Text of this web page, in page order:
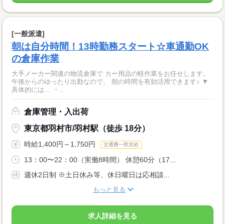
[一般派遣]
朝は自分時間！13時勤務スタート☆車通勤OK
の倉庫作業
大手メーカー関連の物流倉庫で カー用品の軽作業をお任せします。
午後からのゆったり出勤なので、 朝の時間を有効活用できます♪ ▼
具体的には… ・...
倉庫管理・入出荷
東京都羽村市/羽村駅（徒歩 18分）
時給1,400円～1,750円 交通費一部支給
13：00〜22：00（実働8時間） 休憩60分（17...
週休2日制 ※土日休み等、休日曜日は応相談...
もっと見る
求人詳細を見る